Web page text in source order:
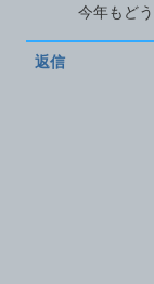
今年もど
返信